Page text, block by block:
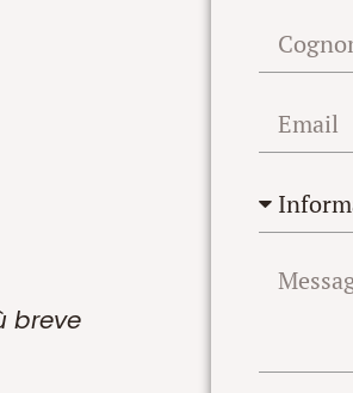
breve